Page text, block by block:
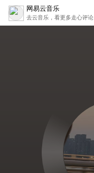
网易云音乐
去云音乐，看更多走心评论